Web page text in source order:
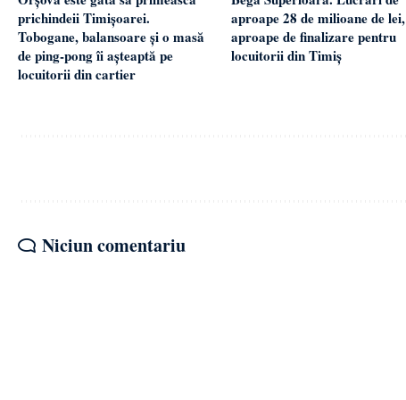
prichindeii Timișoarei.
Tobogane, balansoare și o masă
de ping-pong îi așteaptă pe
locuitorii din cartier
aproape 28 de milioane de lei,
aproape de finalizare pentru
locuitorii din Timiș
Niciun comentariu